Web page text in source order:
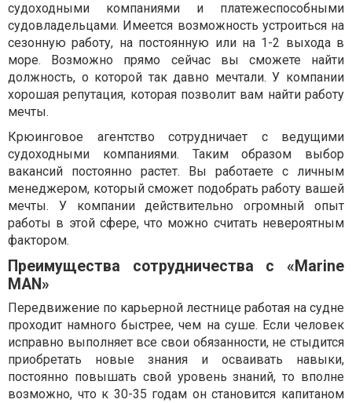
судоходными компаниями и платежеспособными
судовладельцами. Имеется возможность устроиться на
сезонную работу, на постоянную или на 1-2 выхода в
море. Возможно прямо сейчас вы сможете найти
должность, о которой так давно мечтали. У компании
хорошая репутация, которая позволит вам найти работу
мечты.
Крюинговое агентство сотрудничает с ведущими
судоходными компаниями. Таким образом выбор
вакансий постоянно растет. Вы работаете с личным
менеджером, который сможет подобрать работу вашей
мечты. У компании действительно огромный опыт
работы в этой сфере, что можно считать невероятным
фактором.
Преимущества сотрудничества с «Marine
MAN»
Передвижение по карьерной лестнице работая на судне
проходит намного быстрее, чем на суше. Если человек
исправно выполняет все свои обязанности, не стыдится
приобретать новые знания и осваивать навыки,
постоянно повышать свой уровень знаний, то вполне
возможно, что к 30-35 годам он становится капитаном